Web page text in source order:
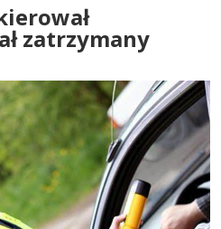
zatrzymany